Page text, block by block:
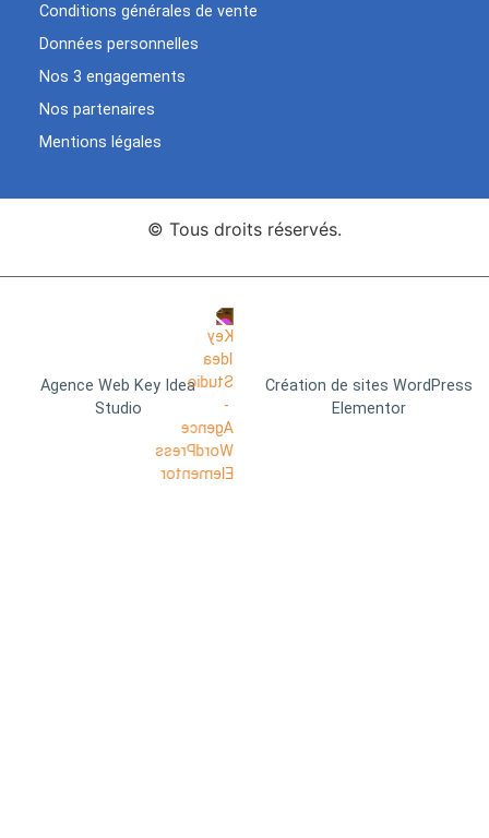
Conditions générales de vente
Données personnelles
Nos 3 engagements
Nos partenaires
Mentions légales
© Tous droits réservés.
Agence Web Key Idea
Studio
Création de sites WordPress
Elementor